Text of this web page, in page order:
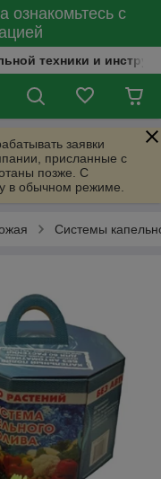
ознакомьтесь с
техники и
заявки
присланные с
позже. С
в обычном режиме.
Системы